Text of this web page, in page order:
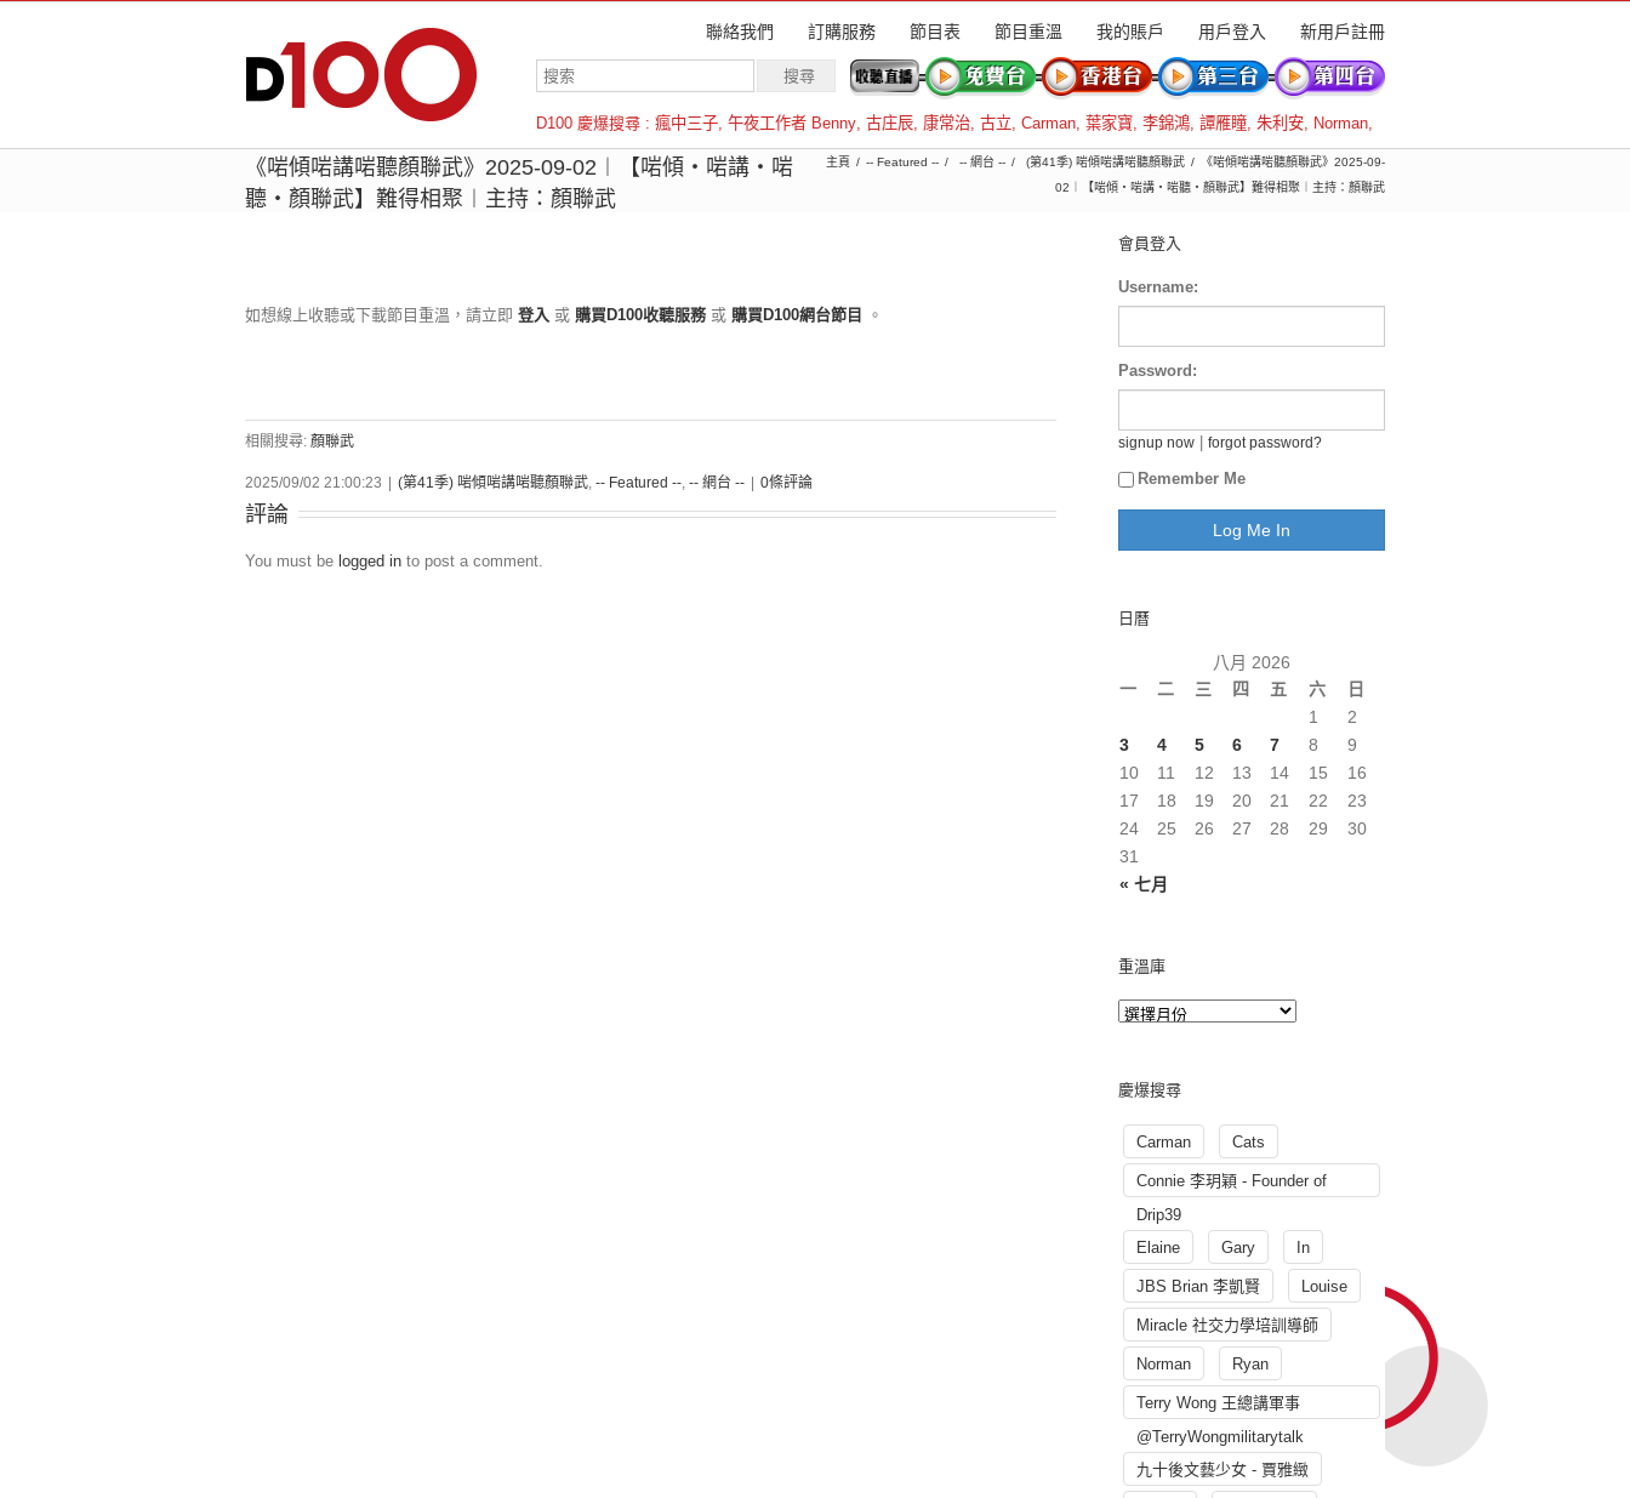
聯絡我們 訂購服務 節目表 節目重溫 我的賬戶 用戶登入 新用戶註冊
D100 慶爆搜尋 : 瘋中三子, 午夜工作者 Benny, 古庄辰, 康常治, 古立, Carman, 葉家寶, 李錦鴻, 譚雁瞳, 朱利安, Norman,
羅倫斯
《啱傾啱講啱聽顏聯武》2025-09-02︱【啱傾‧啱講‧啱
聽‧顏聯武】難得相聚︱主持：顏聯武
主頁 -- Featured -- -- 網台 -- (第41季) 啱傾啱講啱聽顏聯武
《啱傾啱講啱聽顏聯武》2025-09-
02︱【啱傾‧啱講‧啱聽‧顏聯武】難得相聚︱主持：顏聯武
如想線上收聽或下載節目重溫，請立即 登入 或 購買D100收聽服務 或 購買D100網台節目 。
相關搜尋: 顏聯武
2025/09/02 21:00:23 (第41季) 啱傾啱講啱聽顏聯武, -- Featured --, -- 網台 -- 0條評論
評論
You must be logged in to post a comment.
會員登入
Username:
Password:
signup now forgot password?
Remember Me
日曆
八月 2026
一
二 三 四 五 六 日
« 七月
1
2
3
4 5 6 7 8
9
10
11 12 13 14 15
16
17
18 19 20 21 22
23
24
25 26 27 28 29
30
31
重溫庫
慶爆搜尋
Carman Cats
Connie 李玥穎 - Founder of
Drip39
Elaine
Gary In
JBS Brian 李凱賢 Louise
Miracle 社交力學培訓導師
Norman Ryan
Terry Wong 王總講軍事
@TerryWongmilitarytalk
九十後文藝少女 - 賈雅緻